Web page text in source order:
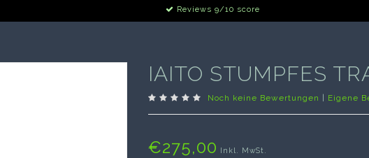
Reviews 9/10 score
IAITO STUMPFES
Noch keine Bewertungen Eigene
€275,00 Inkl. MwSt.